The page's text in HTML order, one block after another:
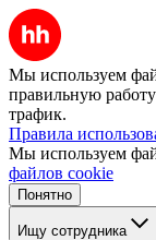
Мы используем
правильную
трафик.
Правила
Мы используем
файлов cookie
Понятно
Ищу сотрудника